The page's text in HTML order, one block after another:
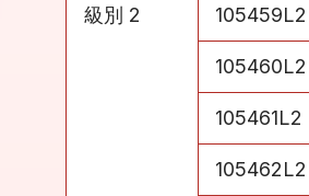
級別 2 105459L2
105460L2
105461L2
105462L2